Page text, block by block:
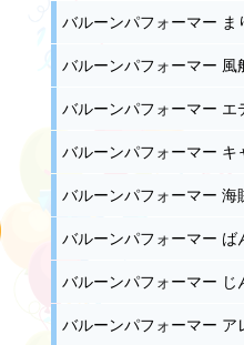
バルーンパフォーマー ま
バルーンパフォーマー 風
バルーンパフォーマー エ
バルーンパフォーマー
バルーンパフォーマー
バルーンパフォーマー ば
バルーンパフォーマー
バルーンパフォーマー ア